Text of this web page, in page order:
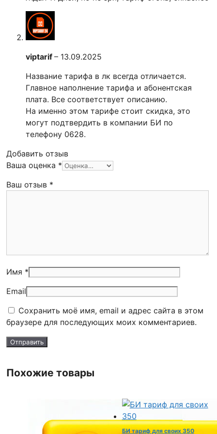
viptarif – 13.09.2025
Название тарифа в лк всегда отличается.
Главное наполнение тарифа и абонентская
плата. Все соответствует описанию.
На именно этом тарифе стоит скидка, это
могут подтвердить в компании БИ по
телефону 0628.
Добавить отзыв
Ваша оценка *
Ваш отзыв *
Имя *
Email
Сохранить моё имя, email и адрес сайта в этом
браузере для последующих моих комментариев.
Похожие товары
БИ тариф для своих 350